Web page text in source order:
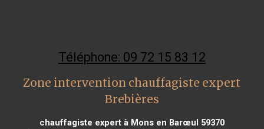
Téléphone: 09 72 15 83 12
Zone intervention chauffagiste expert
Brebières
chauffagiste expert à Mons en Barœul 59370